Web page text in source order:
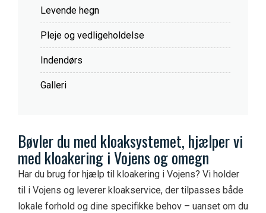
Levende hegn
Pleje og vedligeholdelse
Indendørs
Galleri
Bøvler du med kloaksystemet, hjælper vi
med kloakering iVojens og omegn
Har du brug for hjælp til kloakering i Vojens? Vi holder
til i Vojens og leverer kloakservice, der tilpasses både
lokale forhold og dine specifikke behov – uanset om du